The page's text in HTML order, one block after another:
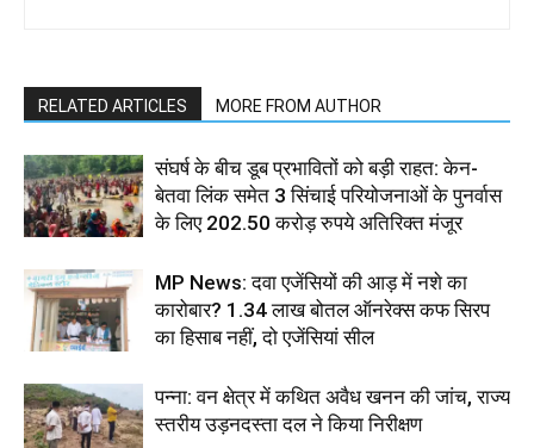
RELATED ARTICLES MORE FROM AUTHOR
संघर्ष के बीच डूब प्रभावितों को बड़ी राहत: केन-
बेतवा लिंक समेत 3 सिंचाई परियोजनाओं के पुनर्वास
के लिए 202.50 करोड़ रुपये अतिरिक्त मंजूर
MP News: दवा एजेंसियों की आड़ में नशे का
कारोबार? 1.34 लाख बोतल ऑनरेक्स कफ सिरप
का हिसाब नहीं, दो एजेंसियां सील
पन्ना: वन क्षेत्र में कथित अवैध खनन की जांच, राज्य
स्तरीय उड़नदस्ता दल ने किया निरीक्षण